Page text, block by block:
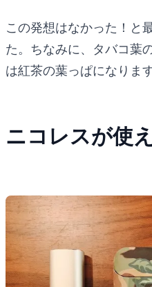
この発想はなかった！と
た。ちなみに、タバコ葉
は紅茶の葉っぱになります
ニコレスが使